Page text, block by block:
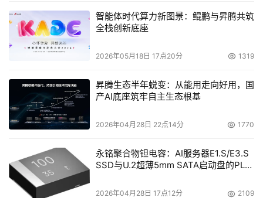
智能体时代算力新图景：鲲鹏与昇腾共筑
全栈创新底座
2026年05月18日 17点20分 1319
昇腾生态半年蜕变：从能用走向好用，国
产AI底座筑牢自主生态根基
2026年04月28日 22点14分 1770
永铭聚合物钽电容：AI服务器E1.S/E3.S
SSD与U.2超薄5mm SATA启动盘的PLP
2026年04月28日 17点12分 2109